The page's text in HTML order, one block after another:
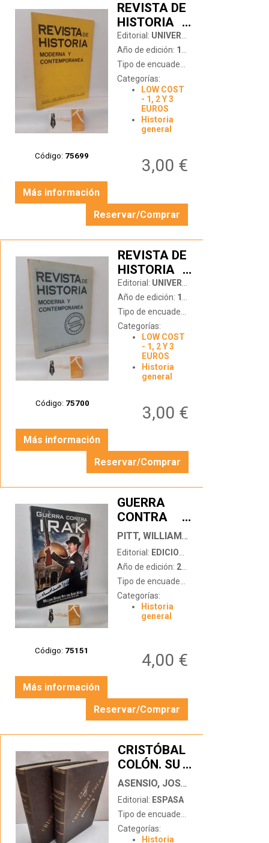
Código: 75699
REVISTA DE
HISTORIA
MODERNA Y
CONTEMPORÁNEA.
ENERO
1981, AÑO
II, NÚMERO
…
Editorial: UNIVERSIDAD AUTÓNOMA DE MADRID
Año de edición: 1981
Tipo de encuadernación:
Categorías:
LOW COST
- 1, 2 Y 3
EUROS
Historia
general
3,00 €
Más información
Reservar/Comprar
Código: 75700
REVISTA DE
HISTORIA
MODERNA Y
CONTEMPORÁNEA.
MAYO 1981,
AÑO II,
NÚMERO 7
…
Editorial: UNIVERSIDAD AUTÓNOMA DE MADRID
Año de edición: 1981
Tipo de encuadernación:
Categorías:
LOW COST
- 1, 2 Y 3
EUROS
Historia
general
3,00 €
Más información
Reservar/Comprar
Código: 75151
GUERRA
CONTRA
IRAK
…
PITT, WILLIAM RIVERS - RITTER, SCOTT
Editorial: EDICIONES B
Año de edición: 2002
Tipo de encuadernación:
Categorías:
Historia
general
4,00 €
Más información
Reservar/Comprar
CRISTÓBAL
COLÓN. SU
VIDA, SUS
VIAJES, SUS
DESCUBRIMIENTOS
(2 TOMOS)
…
ASENSIO, JOSÉ MARÍA
Editorial: ESPASA
Tipo de encuadernación:
Categorías:
Historia